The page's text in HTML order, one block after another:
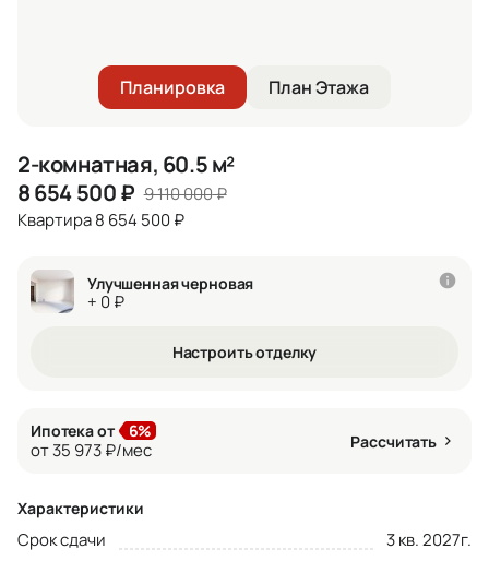
Планировка План Этажа
2-комнатная, 60.5 м²
8 654 500₽ 9 110 000₽
Квартира 8 654 500 ₽
Улучшенная черновая
+ 0 ₽
Настроить отделку
Ипотека от 6%
от 35 973 ₽/мес Рассчитать
Характеристики
Срок сдачи
3 кв. 2027г.